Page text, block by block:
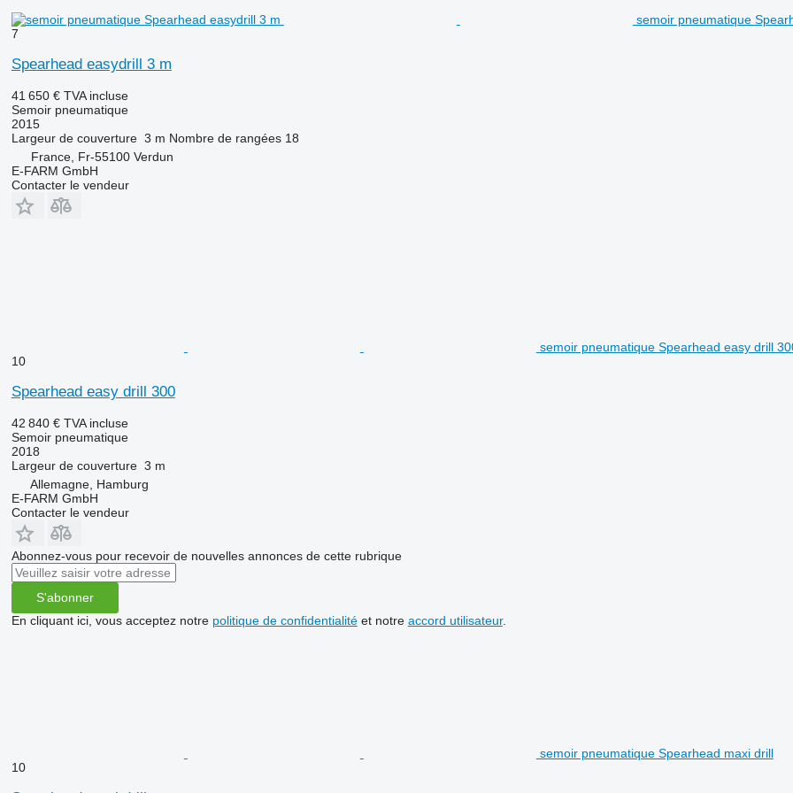
semoir pneumatique
7
Spearhead easydrill 3 m
41 650 € TVA incluse
Semoir pneumatique
2015
Largeur de couverture 3 m Nombre de rangées 18
France, Fr-55100 Verdun
E-FARM GmbH
Contacter le vendeur
semoir pneumatique Spearhead easy drill
10
Spearhead easy drill 300
42 840 € TVA incluse
Semoir pneumatique
2018
Largeur de couverture 3 m
Allemagne, Hamburg
E-FARM GmbH
Contacter le vendeur
Abonnez-vous pour recevoir de nouvelles annonces de cette rubrique
S'abonner
En cliquant ici, vous acceptez notre politique de confidentialitéet notre accord utilisateur.
semoir pneumatique Spearhead maxi drill
10